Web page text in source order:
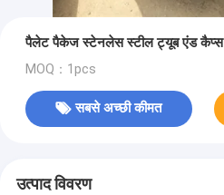
पैलेट पैकेज स्टेनलेस स्टील ट्यूब एंड कैप्स
MOQ：1pcs
सबसे अच्छी कीमत
उत्पाद विवरण